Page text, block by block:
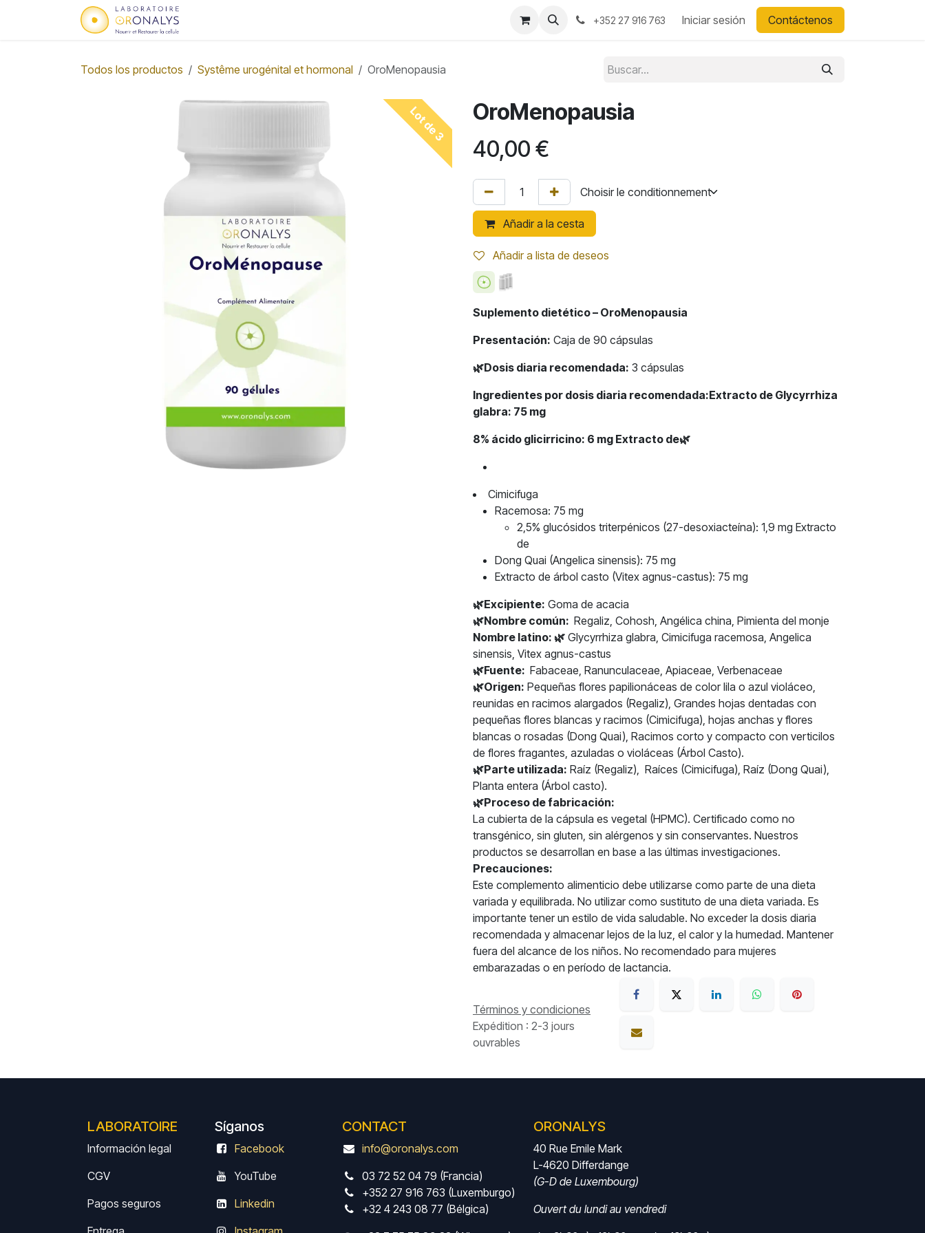
Tienda​ Blog +352 27 916 763 Iniciar sesión Contáctenos
Todos los productos Systême urogénital et hormonal OroMenopausia
Lot de 3
OroMenopausia
40,00 €
Añadir a la cesta
Añadir a lista de deseos
Suplemento dietético – OroMenopausia
Presentación: Caja de 90 cápsulas
🌿Dosis diaria recomendada: 3 cápsulas
Ingredientes por dosis diaria recomendada:Extracto de Glycyrrhiza
glabra: 75 mg
8% ácido glicirricino: 6 mg Extracto de🌿
Cimicifuga
Racemosa: 75 mg
2,5% glucósidos triterpénicos (27-desoxiacteína): 1,9 mg Extracto
de
Dong Quai (Angelica sinensis): 75 mg
Extracto de árbol casto (Vitex agnus-castus): 75 mg
🌿Excipiente: Goma de acacia
🌿Nombre común: Regaliz, Cohosh, Angélica china, Pimienta del monje
Nombre latino: 🌿 Glycyrrhiza glabra, Cimicifuga racemosa, Angelica
sinensis, Vitex agnus-castus
🌿Fuente: Fabaceae, Ranunculaceae, Apiaceae, Verbenaceae
🌿Origen: Pequeñas flores papilionáceas de color lila o azul violáceo,
reunidas en racimos alargados (Regaliz), Grandes hojas dentadas con
pequeñas flores blancas y racimos (Cimicifuga), hojas anchas y flores
blancas o rosadas (Dong Quai), Racimos corto y compacto con verticilos
de flores fragantes, azuladas o violáceas (Árbol Casto).
🌿Parte utilizada: Raíz (Regaliz), Raíces (Cimicifuga), Raíz (Dong Quai),
Planta entera (Árbol casto).
🌿Proceso de fabricación:
La cubierta de la cápsula es vegetal (HPMC). Certificado como no
transgénico, sin gluten, sin alérgenos y sin conservantes. Nuestros
productos se desarrollan en base a las últimas investigaciones.
Precauciones:
Este complemento alimenticio debe utilizarse como parte de una dieta
variada y equilibrada. No utilizar como sustituto de una dieta variada. Es
importante tener un estilo de vida saludable. No exceder la dosis diaria
recomendada y almacenar lejos de la luz, el calor y la humedad. Mantener
fuera del alcance de los niños. No recomendado para mujeres
embarazadas o en período de lactancia.
Términos y condiciones
Expédition : 2-3 jours
ouvrables
LABORATOIRE
Información legal
CGV
Pagos seguros
Síganos
Facebook
YouTube
Linkedin
CONTACT
info@oronalys.com
03 72 52 04 79 (Francia)
+352 27 916 763 (Luxemburgo)
+32 4 243 08 77 (Bélgica)
ORONALYS
40 Rue Emile Mark
L-4620 Differdange
(G-D de Luxembourg)
Ouvert du lundi au vendredi